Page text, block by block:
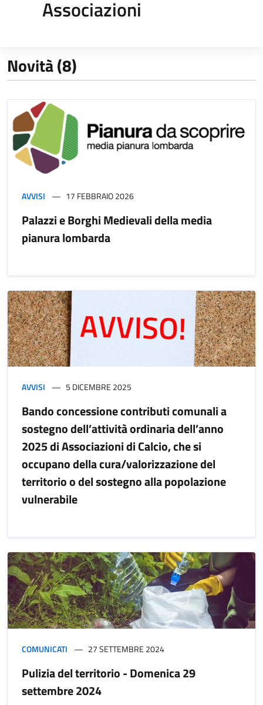
Associazioni
Novità (8)
AVVISI 17 FEBBRAIO 2026
Palazzi e Borghi Medievali della media
pianura lombarda
AVVISI 5 DICEMBRE 2025
Bando concessione contributi comunali a
sostegno dell’attività ordinaria dell’anno
2025 di Associazioni di Calcio, che si
occupano della cura/valorizzazione del
territorio o del sostegno alla popolazione
vulnerabile
COMUNICATI 27 SETTEMBRE 2024
Pulizia del territorio - Domenica 29
settembre 2024